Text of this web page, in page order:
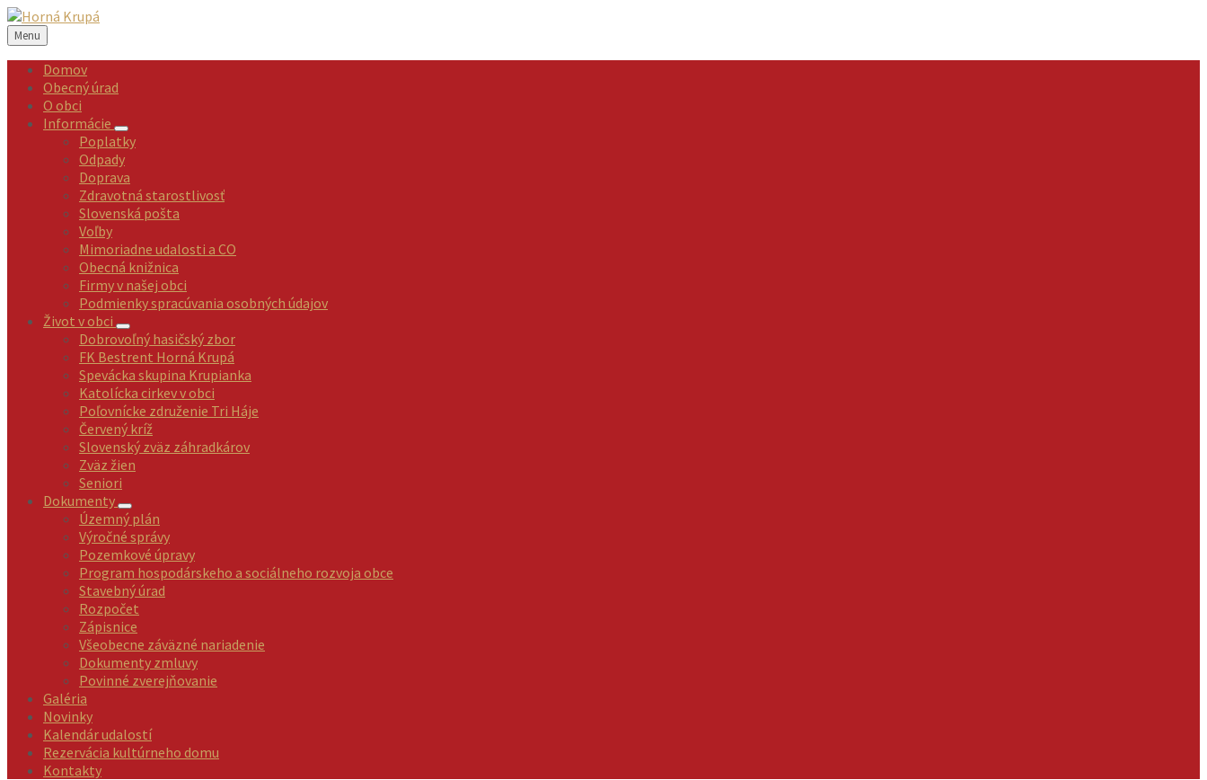
Preskočiť
na
obsah
Preskočiť
na
ľavý
panel
Preskočiť
na
pravý
panel
Preskočiť
na
pätičku
Menu
Domov
Obecný úrad
O obci
Informácie
Poplatky
Odpady
Doprava
Zdravotná starostlivosť
Slovenská pošta
Voľby
Mimoriadne udalosti a CO
Obecná knižnica
Firmy v našej obci
Podmienky spracúvania osobných údajov
Život v obci
Dobrovoľný hasičský zbor
FK Bestrent Horná Krupá
Spevácka skupina Krupianka
Katolícka cirkev v obci
Poľovnícke združenie Tri Háje
Červený kríž
Slovenský zväz záhradkárov
Zväz žien
Seniori
Dokumenty
Územný plán
Výročné správy
Pozemkové úpravy
Program hospodárskeho a sociálneho rozvoja obce
Stavebný úrad
Rozpočet
Zápisnice
Všeobecne záväzné nariadenie
Dokumenty zmluvy
Povinné zverejňovanie
Galéria
Novinky
Kalendár udalostí
Rezervácia kultúrneho domu
Kontakty